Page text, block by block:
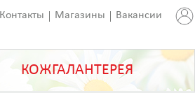
Контакты Магазины Вакансии
КОЖГАЛАНТЕРЕЯ